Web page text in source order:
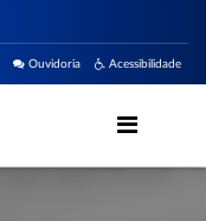
Acessibilidade
Ouvidoria